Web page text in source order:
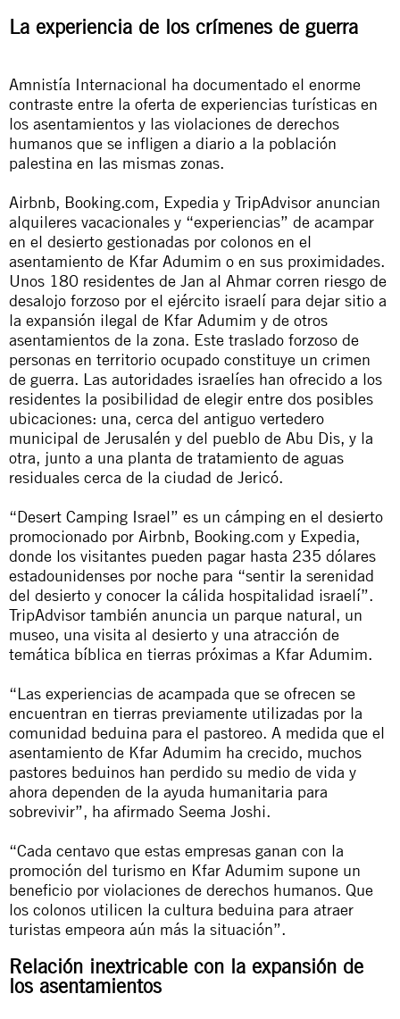
La experiencia de los crímenes de guerra
Amnistía Internacional ha documentado el enorme
contraste entre la oferta de experiencias turísticas en
los asentamientos y las violaciones de derechos
humanos que se infligen a diario a la población
palestina en las mismas zonas.
Airbnb, Booking.com, Expedia y TripAdvisor anuncian
alquileres vacacionales y “experiencias” de acampar
en el desierto gestionadas por colonos en el
asentamiento de Kfar Adumim o en sus proximidades.
Unos 180 residentes de Jan al Ahmar corren riesgo de
desalojo forzoso por el ejército israelí para dejar sitio a
la expansión ilegal de Kfar Adumim y de otros
asentamientos de la zona. Este traslado forzoso de
personas en territorio ocupado constituye un crimen
de guerra. Las autoridades israelíes han ofrecido a los
residentes la posibilidad de elegir entre dos posibles
ubicaciones: una, cerca del antiguo vertedero
municipal de Jerusalén y del pueblo de Abu Dis, y la
otra, junto a una planta de tratamiento de aguas
residuales cerca de la ciudad de Jericó.
“Desert Camping Israel” es un cámping en el desierto
promocionado por Airbnb, Booking.com y Expedia,
donde los visitantes pueden pagar hasta 235 dólares
estadounidenses por noche para “sentir la serenidad
del desierto y conocer la cálida hospitalidad israelí”.
TripAdvisor también anuncia un parque natural, un
museo, una visita al desierto y una atracción de
temática bíblica en tierras próximas a Kfar Adumim.
“Las experiencias de acampada que se ofrecen se
encuentran en tierras previamente utilizadas por la
comunidad beduina para el pastoreo. A medida que el
asentamiento de Kfar Adumim ha crecido, muchos
pastores beduinos han perdido su medio de vida y
ahora dependen de la ayuda humanitaria para
sobrevivir”, ha afirmado Seema Joshi.
“Cada centavo que estas empresas ganan con la
promoción del turismo en Kfar Adumim supone un
beneficio por violaciones de derechos humanos. Que
los colonos utilicen la cultura beduina para atraer
turistas empeora aún más la situación”.
Relación inextricable con la expansión de
los asentamientos